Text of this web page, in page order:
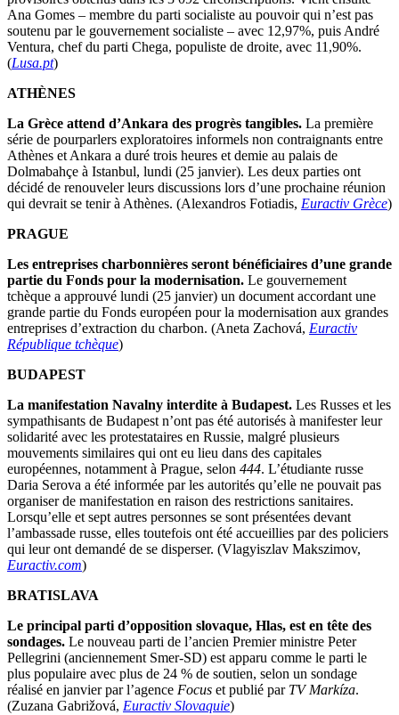
Ana Gomes – membre du parti socialiste au pouvoir qui n’est pas
soutenu par le gouvernement socialiste – avec 12,97%, puis André
Ventura, chef du parti Chega, populiste de droite, avec 11,90%.
(Lusa.pt)
ATHÈNES
La Grèce attend d’Ankara des progrès tangibles. La première
série de pourparlers exploratoires informels non contraignants entre
Athènes et Ankara a duré trois heures et demie au palais de
Dolmabahçe à Istanbul, lundi (25 janvier). Les deux parties ont
décidé de renouveler leurs discussions lors d’une prochaine réunion
qui devrait se tenir à Athènes. (Alexandros Fotiadis, Euractiv Grèce)
PRAGUE
Les entreprises charbonnières seront bénéficiaires d’une grande
partie du Fonds pour la modernisation. Le gouvernement
tchèque a approuvé lundi (25 janvier) un document accordant une
grande partie du Fonds européen pour la modernisation aux grandes
entreprises d’extraction du charbon. (Aneta Zachová, Euractiv
République tchèque)
BUDAPEST
La manifestation Navalny interdite à Budapest. Les Russes et les
sympathisants de Budapest n’ont pas été autorisés à manifester leur
solidarité avec les protestataires en Russie, malgré plusieurs
mouvements similaires qui ont eu lieu dans des capitales
européennes, notamment à Prague, selon 444. L’étudiante russe
Daria Serova a été informée par les autorités qu’elle ne pouvait pas
organiser de manifestation en raison des restrictions sanitaires.
Lorsqu’elle et sept autres personnes se sont présentées devant
l’ambassade russe, elles toutefois ont été accueillies par des policiers
qui leur ont demandé de se disperser. (Vlagyiszlav Makszimov,
Euractiv.com)
BRATISLAVA
Le principal parti d’opposition slovaque, Hlas, est en tête des
sondages. Le nouveau parti de l’ancien Premier ministre Peter
Pellegrini (anciennement Smer-SD) est apparu comme le parti le
plus populaire avec plus de 24 % de soutien, selon un sondage
réalisé en janvier par l’agence Focus et publié par TV Markíza.
(Zuzana Gabrižová, Euractiv Slovaquie)